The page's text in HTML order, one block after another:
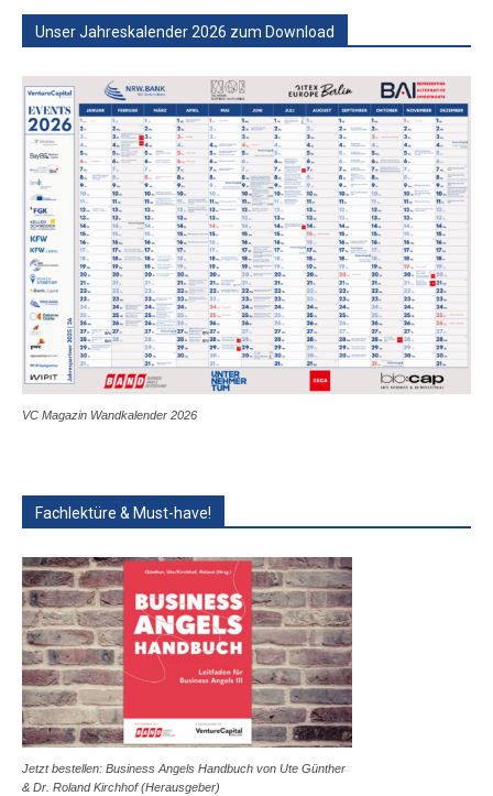
Unser Jahreskalender 2026 zum Download
VC Magazin Wandkalender 2026
Fachlektüre & Must-have!
Jetzt bestellen: Business Angels Handbuch von Ute Günther
& Dr. Roland Kirchhof (Herausgeber)